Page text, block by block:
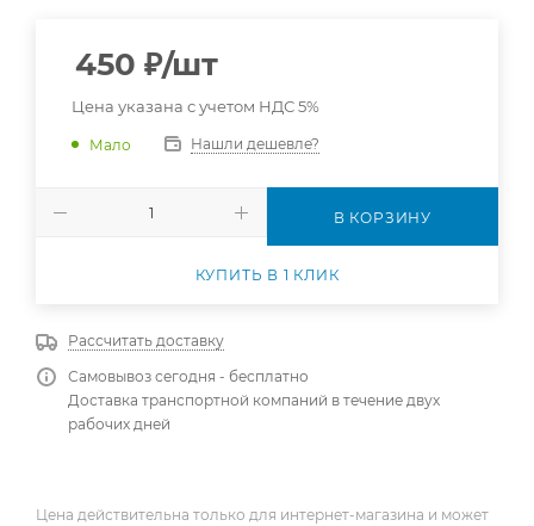
450 ₽/шт
Цена указана с учетом НДС 5%
Мало Нашли дешевле?
В КОРЗИНУ
КУПИТЬ В 1 КЛИК
Рассчитать доставку
Самовывоз сегодня - бесплатно
Доставка транспортной компаний в течение двух
рабочих дней
Цена действительна только для интернет-магазина и может